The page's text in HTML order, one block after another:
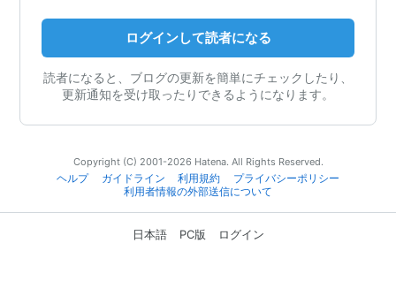
ログインして読者になる
読者になると、ブログの更新を簡単にチェックしたり、
更新通知を受け取ったりできるようになります。
Copyright (C) 2001-2026 Hatena. All Rights Reserved.
ヘルプ
ガイドライン 利用規約
プライバシーポリシー
利用者情報の外部送信について
日本語 PC版 ログイン